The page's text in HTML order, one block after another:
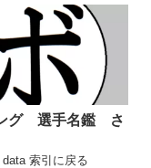
グ 選手名鑑 さ
索引に戻る